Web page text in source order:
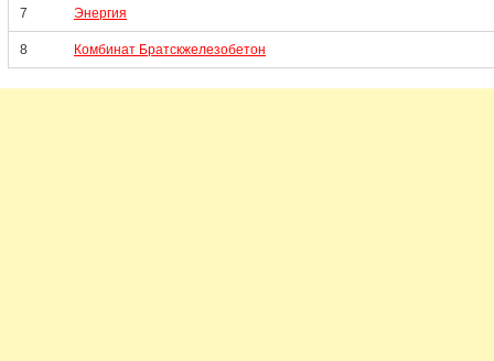
7 Энергия
8 Комбинат Братскжелезобетон